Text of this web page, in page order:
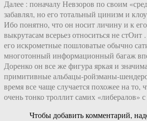
Далее : поначалу Невзоров по своим
забавлял, но его тотальный цинизм и
Ибо понятно, что он носит личину и к
выкрутасам всерьез относиться не
его искрометные пошловатые обычно
многотонный информационный багаж
Доренко он все же фигура яркая и
примитивные альбацы-ройзманы-
время все чаще случается похожее на то,
очень тонко троллит самих «либералов»
Чтобы добавить комментарий,